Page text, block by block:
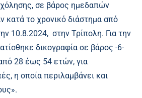
σε βάρος ημεδαπών
κατά το χρονικό διάστημα από
10.8.2024, στην Τρίπολη. Για την
δικογραφία σε βάρος -6-
28 έως 54 ετών, για
η οποία περιλαμβάνει και